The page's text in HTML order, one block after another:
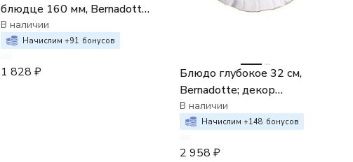
блюдце 160 мм, Bernadotte
Мейсенский букет /
Полевые цветы
В наличии
Начислим +91 бонусов
1 828 ₽
Блюдо глубокое 32 см,
Bernadotte; декор
"Мейсенский букет"
В наличии
Начислим +148 бонусов
2 958 ₽